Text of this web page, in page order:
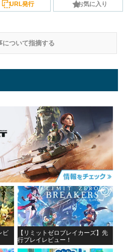
URL発行 お気に入り
について指摘する
ビ
【リミットゼロブレイカーズ】先
行プレイレビュー！